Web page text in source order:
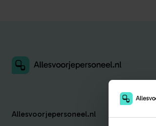
Allesvoorjepersoneel.nl